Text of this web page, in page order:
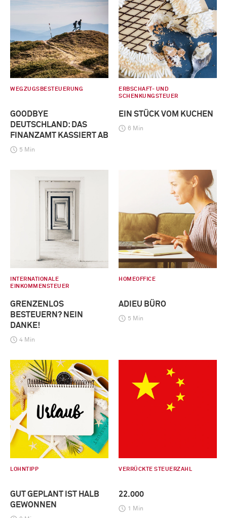
WEGZUGSBESTEUERUNG
GOODBYE
DEUTSCHLAND: DAS
FINANZAMT KASSIERT AB
5 Min
ERBSCHAFT- UND
SCHENKUNGSTEUER
EIN STÜCK VOM KUCHEN
6 Min
INTERNATIONALE
EINKOMMENSTEUER
GRENZENLOS
BESTEUERN? NEIN
DANKE!
4 Min
HOMEOFFICE
ADIEU BÜRO
5 Min
LOHNTIPP
GUT GEPLANT IST HALB
GEWONNEN
VERRÜCKTE STEUERZAHL
22.000
1 Min